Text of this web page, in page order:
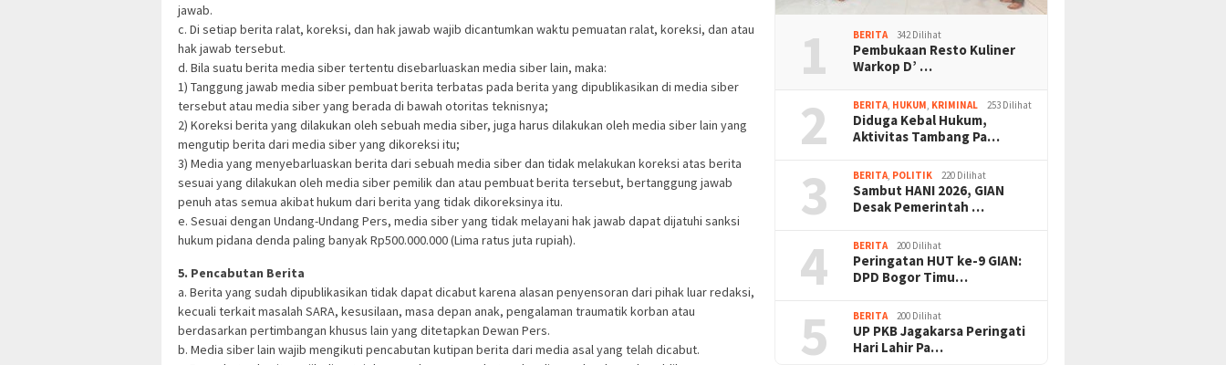
jawab.
c. Di setiap berita ralat, koreksi, dan hak jawab wajib dicantumkan waktu pemuatan ralat, koreksi, dan atau
hak jawab tersebut.
d. Bila suatu berita media siber tertentu disebarluaskan media siber lain, maka:
1) Tanggung jawab media siber pembuat berita terbatas pada berita yang dipublikasikan di media siber
tersebut atau media siber yang berada di bawah otoritas teknisnya;
2) Koreksi berita yang dilakukan oleh sebuah media siber, juga harus dilakukan oleh media siber lain yang
mengutip berita dari media siber yang dikoreksi itu;
3) Media yang menyebarluaskan berita dari sebuah media siber dan tidak melakukan koreksi atas berita
sesuai yang dilakukan oleh media siber pemilik dan atau pembuat berita tersebut, bertanggung jawab
penuh atas semua akibat hukum dari berita yang tidak dikoreksinya itu.
e. Sesuai dengan Undang-Undang Pers, media siber yang tidak melayani hak jawab dapat dijatuhi sanksi
hukum pidana denda paling banyak Rp500.000.000 (Lima ratus juta rupiah).
5. Pencabutan Berita
a. Berita yang sudah dipublikasikan tidak dapat dicabut karena alasan penyensoran dari pihak luar redaksi,
kecuali terkait masalah SARA, kesusilaan, masa depan anak, pengalaman traumatik korban atau
berdasarkan pertimbangan khusus lain yang ditetapkan Dewan Pers.
b. Media siber lain wajib mengikuti pencabutan kutipan berita dari media asal yang telah dicabut.
1 BERITA 342 Dilihat
Pembukaan Resto Kuliner
Warkop D’ …
2 BERITA HUKUM KRIMINAL 253 Dilihat
Diduga Kebal Hukum,
Aktivitas Tambang Pa…
3 BERITA POLITIK 220 Dilihat
Sambut HANI 2026, GIAN
Desak Pemerintah …
4 BERITA 200 Dilihat
Peringatan HUT ke-9 GIAN:
DPD Bogor Timu…
5 BERITA 200 Dilihat
UP PKB Jagakarsa Peringati
Hari Lahir Pa…